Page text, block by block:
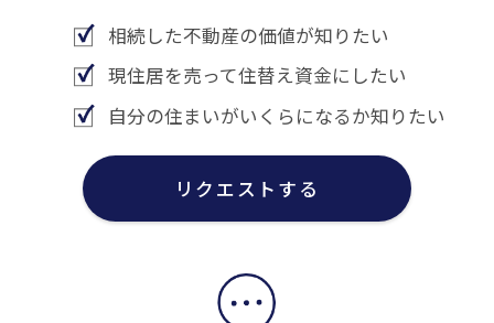
相続した不動産の価値が知りたい
現住居を売って住替え資金にしたい
自分の住まいがいくらになるか知りたい
リクエストする